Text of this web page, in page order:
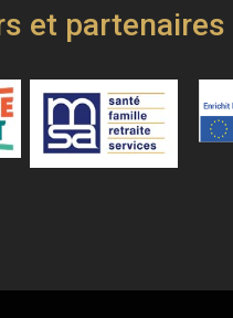
et partenaires